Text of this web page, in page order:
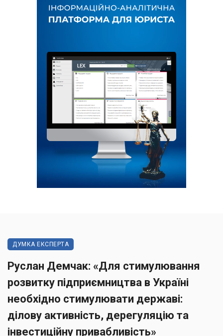
ДУМКА ЕКСПЕРТА
Руслан Демчак: «Для стимулювання
розвитку підприємництва в Україні
необхідно стимулювати державі:
ділову активність, дерегуляцію та
інвестиційну привабливість»